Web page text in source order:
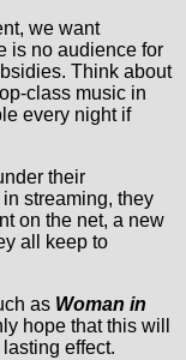
we want
is no audience for
Think about
class music in
every night if
their
streaming, they
on the net, a new
all keep to
as Woman in
hope that this will
effect.